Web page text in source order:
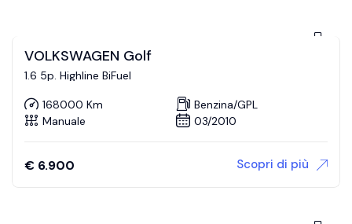
VOLKSWAGEN Golf
1.6 5p. Highline BiFuel
168000 Km
Benzina/GPL
Manuale
03/2010
€ 6.900 Scopri di più